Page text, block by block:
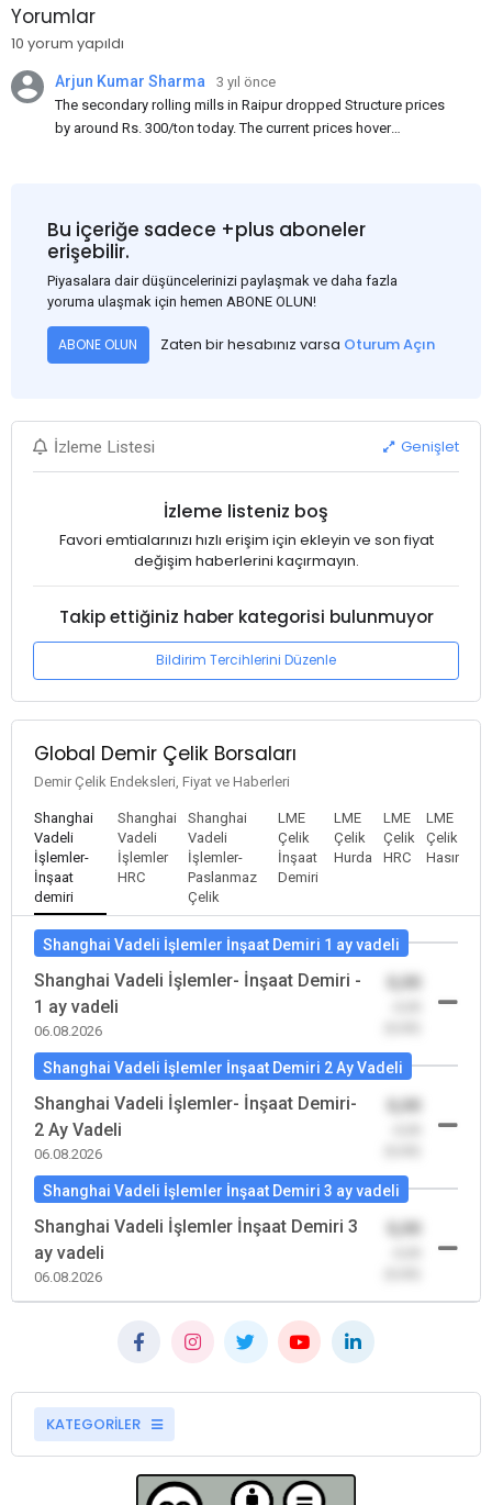
Yorumlar
10 yorum yapıldı
Arjun Kumar Sharma
3 yıl önce
The secondary rolling mills in Raipur dropped Structure prices
by around Rs. 300/ton today. The current prices hover
of a sluggish trend, mills had to lower their offers immediately
following yesterday's price hike.
Bu içeriğe sadece +plus aboneler
erişebilir.
Piyasalara dair düşüncelerinizi paylaşmak ve daha fazla
yoruma ulaşmak için hemen ABONE OLUN!
ABONE OLUN Zaten bir hesabınız varsa Oturum Açın
İzleme Listesi Genişlet
İzleme listeniz boş
Favori emtialarınızı hızlı erişim için ekleyin ve son fiyat
değişim haberlerini kaçırmayın.
Takip ettiğiniz haber kategorisi bulunmuyor
Bildirim Tercihlerini Düzenle
Global Demir Çelik Borsaları
Demir Çelik Endeksleri, Fiyat ve Haberleri
Shanghai
Vadeli
İşlemler-
İnşaat
demiri
Shanghai
Vadeli
İşlemler
HRC
Shanghai
Vadeli
İşlemler-
Paslanmaz
Çelik
LME
Çelik
İnşaat
Demiri
LME
Çelik
Hurda
LME
Çelik
HRC
LME
Çelik
Hasır
Shanghai Vadeli İşlemler İnşaat Demiri 1 ay vadeli
Shanghai Vadeli İşlemler- İnşaat Demiri -
1 ay vadeli
06.08.2026
Shanghai Vadeli İşlemler İnşaat Demiri 2 Ay Vadeli
Shanghai Vadeli İşlemler- İnşaat Demiri-
2 Ay Vadeli
06.08.2026
Shanghai Vadeli İşlemler İnşaat Demiri 3 ay vadeli
Shanghai Vadeli İşlemler İnşaat Demiri 3
ay vadeli
06.08.2026
KATEGORİLER